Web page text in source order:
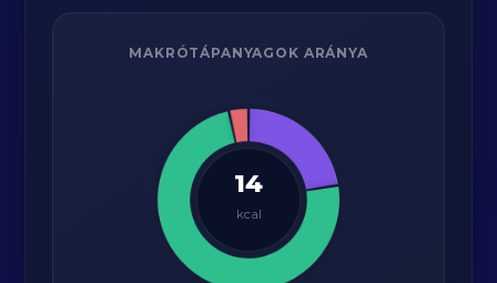
MAKRÓTÁPANYAGOK ARÁNYA
14
kcal